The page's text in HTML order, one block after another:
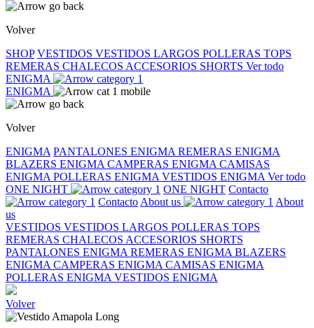
Volver
SHOP VESTIDOS VESTIDOS LARGOS POLLERAS TOPS
REMERAS CHALECOS ACCESORIOS SHORTS Ver todo
ENIGMA
ENIGMA
Volver
ENIGMA PANTALONES ENIGMA REMERAS ENIGMA
BLAZERS ENIGMA CAMPERAS ENIGMA CAMISAS
ENIGMA POLLERAS ENIGMA VESTIDOS ENIGMA Ver todo
ONE NIGHT
ONE NIGHT Contacto
Contacto About us
About
us
VESTIDOS VESTIDOS LARGOS POLLERAS TOPS
REMERAS CHALECOS ACCESORIOS SHORTS
PANTALONES ENIGMA REMERAS ENIGMA BLAZERS
ENIGMA CAMPERAS ENIGMA CAMISAS ENIGMA
POLLERAS ENIGMA VESTIDOS ENIGMA
Volver